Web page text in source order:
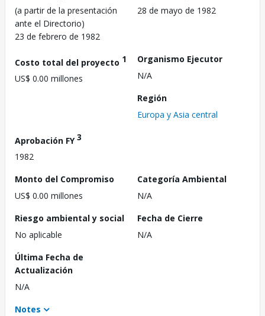
(a partir de la presentación
ante el Directorio)
23 de febrero de 1982
28 de mayo de 1982
Costo total del proyecto 1
US$ 0.00 millones
Organismo Ejecutor
N/A
Región
Europa y Asia central
Aprobación FY3
1982
Monto del Compromiso
US$ 0.00 millones
Categoría Ambiental
N/A
Riesgo ambiental y social
No aplicable
Fecha de Cierre
N/A
Última Fecha de
Actualización
N/A
Notes